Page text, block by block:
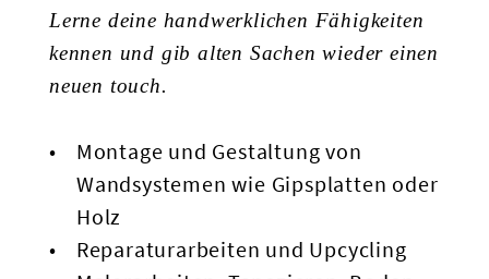
Lerne deine handwerklichen Fähigkeiten
kennen und gib alten Sachen wieder einen
neuen touch.
Montage und Gestaltung von
Wandsystemen wie Gipsplatten oder
Holz
Reparaturarbeiten und Upcycling